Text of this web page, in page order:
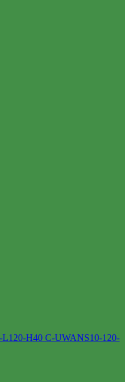
H40 C-UWANS10-120-